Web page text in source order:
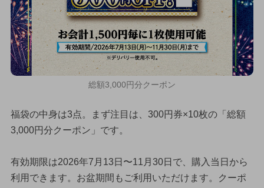
総額3,000円分クーポン
福袋の中身は3点。まず注目は、300円券×10枚の「総額
3,000円分クーポン」です。
有効期限は2026年7月13日〜11月30日で、購入当日から
利用できます。お盆期間もご利用いただけます。クーポ